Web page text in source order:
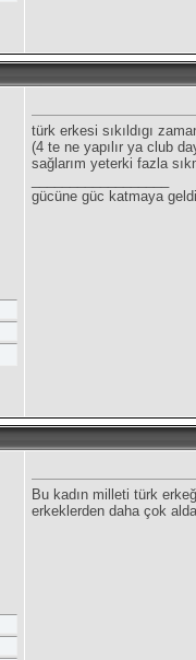
türk erkesi sıkıldıgı
(4 te ne yapılır ya club
sağlarım yeterki fazla
gücüne güc katmaya
Bu kadın milleti türk
erkeklerden daha çok